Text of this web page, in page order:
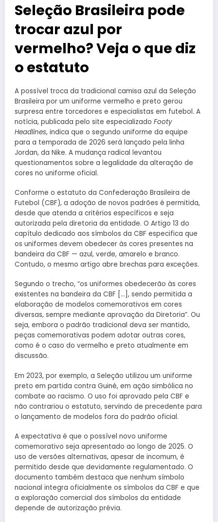
Seleção Brasileira pode
trocar azul por
vermelho? Veja o que diz
o estatuto
A possível troca da tradicional camisa azul da Seleção
Brasileira por um uniforme vermelho e preto gerou
surpresa entre torcedores e especialistas em futebol. A
notícia, publicada pelo site especializado Footy
Headlines, indica que o segundo uniforme da equipe
para a temporada de 2026 será lançado pela linha
Jordan, da Nike. A mudança radical levantou
questionamentos sobre a legalidade da alteração de
cores no uniforme oficial.
Conforme o estatuto da Confederação Brasileira de
Futebol (CBF), a adoção de novos padrões é permitida,
desde que atenda a critérios específicos e seja
autorizada pela diretoria da entidade. O Artigo 13 do
capítulo dedicado aos símbolos da CBF especifica que
os uniformes devem obedecer às cores presentes na
bandeira da CBF — azul, verde, amarelo e branco.
Contudo, o mesmo artigo abre brechas para exceções.
Segundo o trecho, “os uniformes obedecerão às cores
existentes na bandeira da CBF […], sendo permitida a
elaboração de modelos comemorativos em cores
diversas, sempre mediante aprovação da Diretoria”. Ou
seja, embora o padrão tradicional deva ser mantido,
peças comemorativas podem adotar outras cores,
como é o caso do vermelho e preto atualmente em
discussão.
Em 2023, por exemplo, a Seleção utilizou um uniforme
preto em partida contra Guiné, em ação simbólica no
combate ao racismo. O uso foi aprovado pela CBF e
não contrariou o estatuto, servindo de precedente para
o lançamento de modelos fora do padrão oficial.
A expectativa é que o possível novo uniforme
comemorativo seja apresentado ao longo de 2025. O
uso de versões alternativas, apesar de incomum, é
permitido desde que devidamente regulamentado. O
documento também destaca que nenhum símbolo
nacional integra oficialmente os símbolos da CBF e que
a exploração comercial dos símbolos da entidade
depende de autorização prévia.